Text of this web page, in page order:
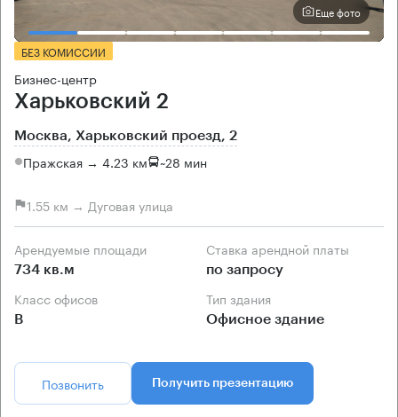
Еще фото
БЕЗ КОМИССИИ
Бизнес-центр
Харьковский 2
Москва, Харьковский проезд, 2
Пражская → 4.23 км ~28 мин
1.55 км → Дуговая улица
Арендуемые площади
734 кв.м
Ставка арендной платы
по запросу
Класс офисов
B
Тип здания
Офисное здание
Позвонить Получить презентацию